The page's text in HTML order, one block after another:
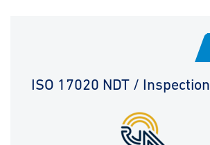
ISO 17020 NDT / Inspection